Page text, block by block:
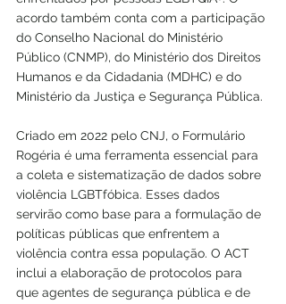
acordo também conta com a participação
do Conselho Nacional do Ministério
Público (CNMP), do Ministério dos Direitos
Humanos e da Cidadania (MDHC) e do
Ministério da Justiça e Segurança Pública.
Criado em 2022 pelo CNJ, o Formulário
Rogéria é uma ferramenta essencial para
a coleta e sistematização de dados sobre
violência LGBTfóbica. Esses dados
servirão como base para a formulação de
políticas públicas que enfrentem a
violência contra essa população. O ACT
inclui a elaboração de protocolos para
que agentes de segurança pública e de